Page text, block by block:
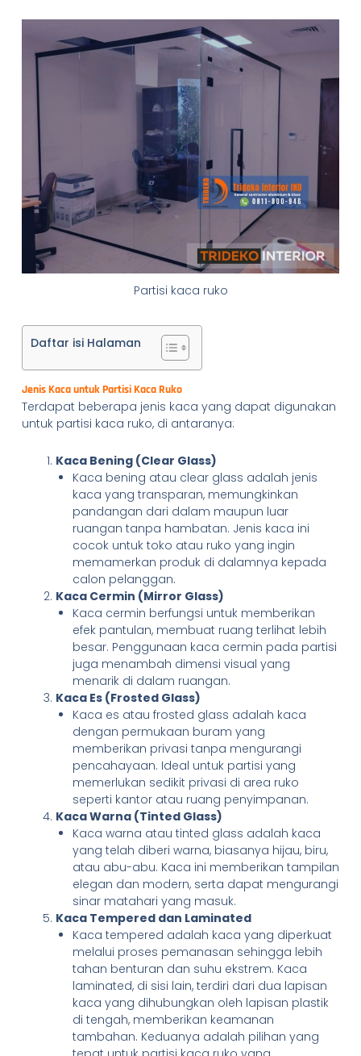
Partisi kaca ruko
Daftar isi Halaman
Jenis Kaca untuk Partisi Kaca Ruko
Terdapat beberapa jenis kaca yang dapat digunakan
untuk partisi kaca ruko, di antaranya:
Kaca Bening (Clear Glass)
Kaca bening atau clear glass adalah jenis
kaca yang transparan, memungkinkan
pandangan dari dalam maupun luar
ruangan tanpa hambatan. Jenis kaca ini
cocok untuk toko atau ruko yang ingin
memamerkan produk di dalamnya kepada
calon pelanggan.
Kaca Cermin (Mirror Glass)
Kaca cermin berfungsi untuk memberikan
efek pantulan, membuat ruang terlihat lebih
besar. Penggunaan kaca cermin pada partisi
juga menambah dimensi visual yang
menarik di dalam ruangan.
Kaca Es (Frosted Glass)
Kaca es atau frosted glass adalah kaca
dengan permukaan buram yang
memberikan privasi tanpa mengurangi
pencahayaan. Ideal untuk partisi yang
memerlukan sedikit privasi di area ruko
seperti kantor atau ruang penyimpanan.
Kaca Warna (Tinted Glass)
Kaca warna atau tinted glass adalah kaca
yang telah diberi warna, biasanya hijau, biru,
atau abu-abu. Kaca ini memberikan tampilan
elegan dan modern, serta dapat mengurangi
sinar matahari yang masuk.
Kaca Tempered dan Laminated
Kaca tempered adalah kaca yang diperkuat
melalui proses pemanasan sehingga lebih
tahan benturan dan suhu ekstrem. Kaca
laminated, di sisi lain, terdiri dari dua lapisan
kaca yang dihubungkan oleh lapisan plastik
di tengah, memberikan keamanan
tambahan. Keduanya adalah pilihan yang